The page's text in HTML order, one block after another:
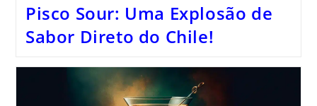
Pisco Sour: Uma Explosão de
Sabor Direto do Chile!